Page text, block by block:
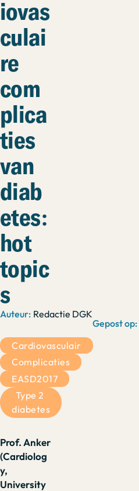
iovas
culai
re
com
plica
ties
van
diab
etes:
hot
topic
s
Redactie DGK
Cardiovasculair
Complicaties
EASD2017
Type 2
diabetes
Prof. Anker
(Cardiolog
y,
University